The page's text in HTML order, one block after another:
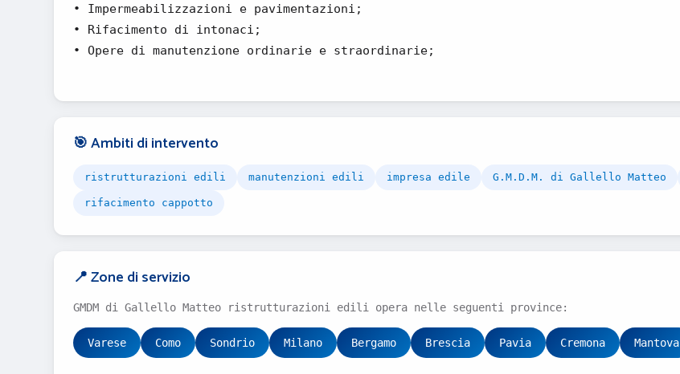
• Impermeabilizzazioni e pavimentazioni;
• Rifacimento di intonaci;
• Opere di manutenzione ordinarie e straordinarie;
🎯 Ambiti di intervento
ristrutturazioni edili manutenzioni edili impresa edile G.M.D.M. di Gallello Matteo
rifacimento cappotto
📍 Zone di servizio
GMDM di Gallello Matteo ristrutturazioni edili opera nelle seguenti province:
Varese Como Sondrio Milano Bergamo Brescia Pavia Cremona Mantova